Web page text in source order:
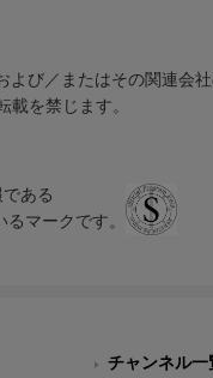
び／またはその関連会
を禁じます。
ある
マークです。
チャンネル一